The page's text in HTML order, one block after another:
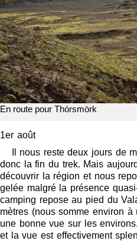
En route pour Thórsmörk
1er août
Il nous reste deux jours de
donc la fin du trek. Mais
découvrir la région et nous
gelée malgré la présence
camping repose au pied du
mètres (nous somme environ
une bonne vue sur les
et la vue est effectivement